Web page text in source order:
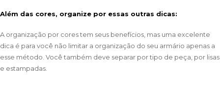
Além das cores, organize por essas outras dicas:
A organização por cores tem seus benefícios, mas uma excelente
dica é para você não limitar a organização do seu armário apenas a
esse método. Você também deve separar por tipo de peça, por lisas
e estampadas.